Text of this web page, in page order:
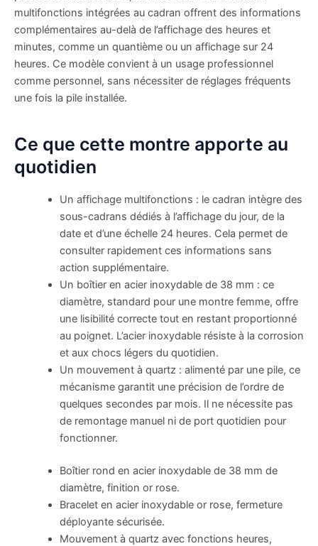
multifonctions intégrées au cadran offrent des informations
complémentaires au-delà de l’affichage des heures et
minutes, comme un quantième ou un affichage sur 24
heures. Ce modèle convient à un usage professionnel
comme personnel, sans nécessiter de réglages fréquents
une fois la pile installée.
Ce que cette montre apporte au
quotidien
Un affichage multifonctions : le cadran intègre des
sous-cadrans dédiés à l’affichage du jour, de la
date et d’une échelle 24 heures. Cela permet de
consulter rapidement ces informations sans
action supplémentaire.
Un boîtier en acier inoxydable de 38 mm : ce
diamètre, standard pour une montre femme, offre
une lisibilité correcte tout en restant proportionné
au poignet. L’acier inoxydable résiste à la corrosion
et aux chocs légers du quotidien.
Un mouvement à quartz : alimenté par une pile, ce
mécanisme garantit une précision de l’ordre de
quelques secondes par mois. Il ne nécessite pas
de remontage manuel ni de port quotidien pour
fonctionner.
Boîtier rond en acier inoxydable de 38 mm de
diamètre, finition or rose.
Bracelet en acier inoxydable or rose, fermeture
déployante sécurisée.
Mouvement à quartz avec fonctions heures,